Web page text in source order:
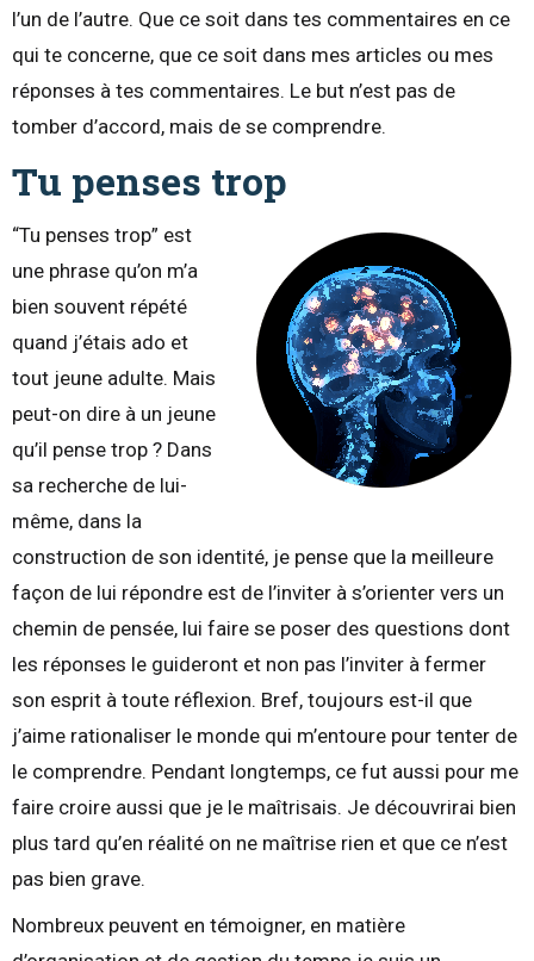
l’un de l’autre. Que ce soit dans tes commentaires en ce
qui te concerne, que ce soit dans mes articles ou mes
réponses à tes commentaires. Le but n’est pas de
tomber d’accord, mais de se comprendre.
Tu penses trop
“Tu penses trop” est
une phrase qu’on m’a
bien souvent répété
quand j’étais ado et
tout jeune adulte. Mais
peut-on dire à un jeune
qu’il pense trop ? Dans
sa recherche de lui-
même, dans la
construction de son identité, je pense que la meilleure
façon de lui répondre est de l’inviter à s’orienter vers un
chemin de pensée, lui faire se poser des questions dont
les réponses le guideront et non pas l’inviter à fermer
son esprit à toute réflexion. Bref, toujours est-il que
j’aime rationaliser le monde qui m’entoure pour tenter de
le comprendre. Pendant longtemps, ce fut aussi pour me
faire croire aussi que je le maîtrisais. Je découvrirai bien
plus tard qu’en réalité on ne maîtrise rien et que ce n’est
pas bien grave.
Nombreux peuvent en témoigner, en matière